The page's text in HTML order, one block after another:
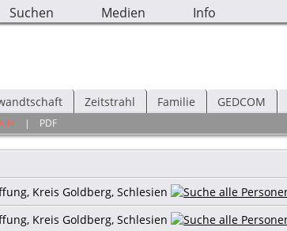
Suchen Medien Info
Zeitstrahl Familie GEDCOM
| PDF
Kreis Goldberg, Schlesien
Kreis Goldberg, Schlesien